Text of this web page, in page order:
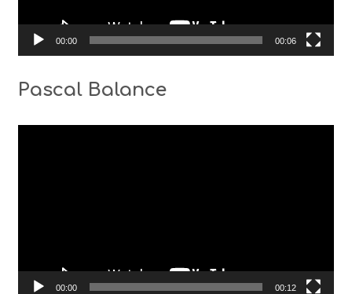
00:00 00:06
Pascal Balance
00:00 00:12